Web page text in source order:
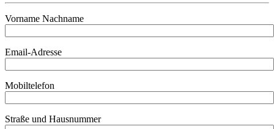
Vorname Nachname
Email-Adresse
Mobiltelefon
Straße und Hausnummer